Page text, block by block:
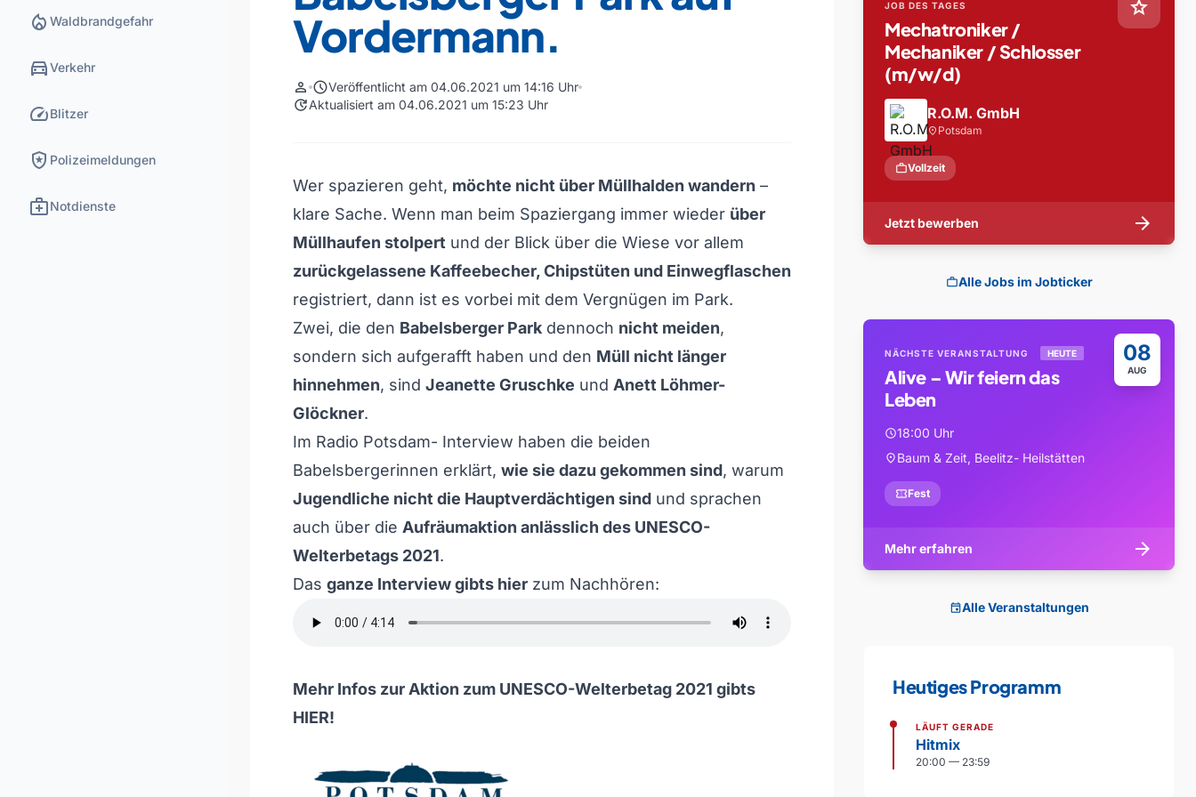
local_fire_department Waldbrandgefahr
directions_carVerkehr
speedBlitzer
local_police Polizeimeldungen
medical_servicesNotdienste
Vordermann.
person scheduleVeröffentlicht am 04.06.2021 um 14:16 Uhr
updateAktualisiert am 04.06.2021 um 15:23 Uhr
Wer spazieren geht, möchte nicht über Müllhalden wandern –
klare Sache. Wenn man beim Spaziergang immer wieder über
Müllhaufen stolpert und der Blick über die Wiese vor allem
zurückgelassene Kaffeebecher, Chipstüten und Einwegflaschen
registriert, dann ist es vorbei mit dem Vergnügen im Park.
Zwei, die den Babelsberger Park dennoch nicht meiden,
sondern sich aufgerafft haben und den Müll nicht länger
hinnehmen, sind Jeanette Gruschke und Anett Löhmer-
Glöckner.
Im Radio Potsdam- Interview haben die beiden
Babelsbergerinnen erklärt, wie sie dazu gekommen sind, warum
Jugendliche nicht die Hauptverdächtigen sind und sprachen
auch über die Aufräumaktion anlässlich des UNESCO-
Welterbetags 2021.
Das ganze Interview gibts hier zum Nachhören:
Mehr Infos zur Aktion zum UNESCO-Welterbetag 2021 gibts
HIER!
star
JOB DES TAGES
Mechatroniker /
Mechaniker / Schlosser
(m/w/d)
R.O.M. GmbH
location_on Potsdam
workVollzeit
Jetzt bewerben arrow_forward
workAlle Jobs im Jobticker
08
AUG
NÄCHSTE VERANSTALTUNG HEUTE
Alive – Wir feiern das
Leben
schedule18:00 Uhr
location_onBaum & Zeit, Beelitz- Heilstätten
confirmation_numberFest
Mehr erfahren arrow_forward
eventAlle Veranstaltungen
Heutiges Programm
LÄUFT GERADE
Hitmix
20:00 — 23:59